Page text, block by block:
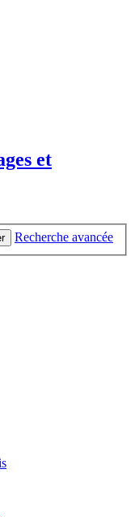
et
Recherche avancée